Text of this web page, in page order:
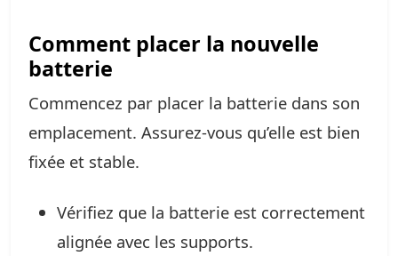
Comment placer la nouvelle
batterie
Commencez par placer la batterie dans son
emplacement. Assurez-vous qu’elle est bien
fixée et stable.
Vérifiez que la batterie est correctement
alignée avec les supports.